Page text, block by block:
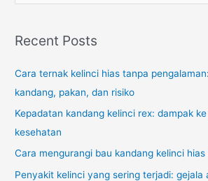
r
h
f
o
r
:
Recent Posts
Cara ternak kelinci hias tanpa
kandang, pakan, dan risiko
Kepadatan kandang kelinci rex: dampak
kesehatan
Cara mengurangi bau kandang kelinci
Penyakit kelinci yang sering terjadi: gejala